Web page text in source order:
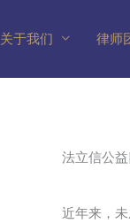
关于我们 律师
法立信公
近年来，